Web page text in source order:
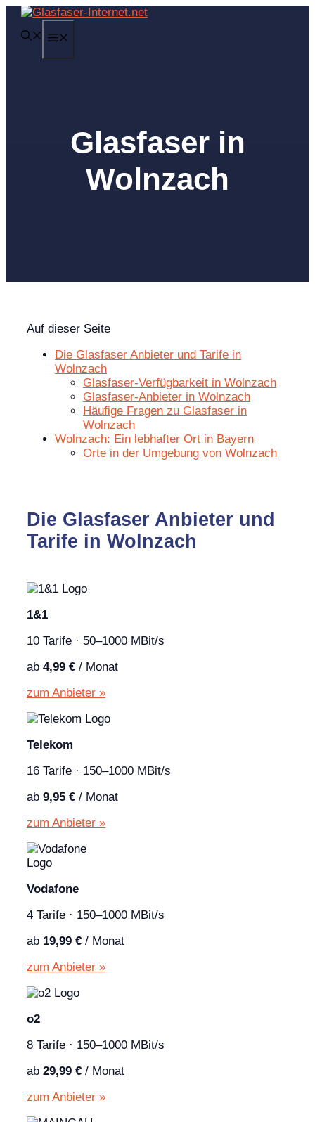
Zum
springen
Glasfaser in
Wolnzach
Auf dieser Seite
Die Glasfaser Anbieter und Tarife in
Wolnzach
Glasfaser-Verfügbarkeit in Wolnzach
Glasfaser-Anbieter in Wolnzach
Häufige Fragen zu Glasfaser in
Wolnzach
Wolnzach: Ein lebhafter Ort in Bayern
Orte in der Umgebung von Wolnzach
Die Glasfaser Anbieter und
Tarife in Wolnzach
1&1
10 Tarife · 50–1000 MBit/s
ab 4,99 € / Monat
zum Anbieter »
Telekom
16 Tarife · 150–1000 MBit/s
ab 9,95 € / Monat
zum Anbieter »
Vodafone
4 Tarife · 150–1000 MBit/s
ab 19,99 € / Monat
zum Anbieter »
o2
8 Tarife · 150–1000 MBit/s
ab 29,99 € / Monat
zum Anbieter »